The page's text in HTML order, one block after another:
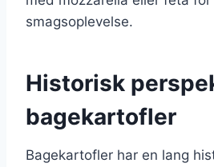
smagsoplevelse.
Historisk
bagekartofler
Bagekartofler har en lang